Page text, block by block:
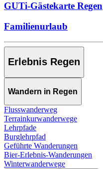
GUTi-Gästekarte Regen
Familienurlaub
Erlebnis Regen
Wandern in Regen
Flusswanderweg
Terrainkurwanderwege
Lehrpfade
Burglehrpfad
Geführte Wanderungen
Bier-Erlebnis-Wanderungen
Winterwanderwege